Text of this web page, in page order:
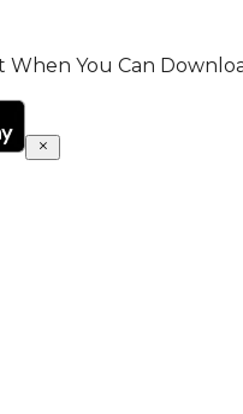
When You Can